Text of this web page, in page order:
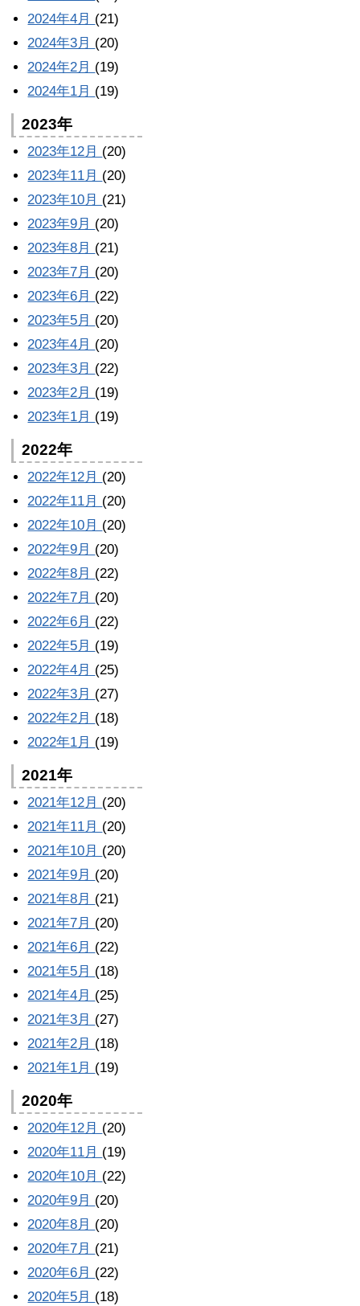
2024年4月 (21)
2024年3月 (20)
2024年2月 (19)
2024年1月 (19)
2023年
2023年12月 (20)
2023年11月 (20)
2023年10月 (21)
2023年9月 (20)
2023年8月 (21)
2023年7月 (20)
2023年6月 (22)
2023年5月 (20)
2023年4月 (20)
2023年3月 (22)
2023年2月 (19)
2023年1月 (19)
2022年
2022年12月 (20)
2022年11月 (20)
2022年10月 (20)
2022年9月 (20)
2022年8月 (22)
2022年7月 (20)
2022年6月 (22)
2022年5月 (19)
2022年4月 (25)
2022年3月 (27)
2022年2月 (18)
2022年1月 (19)
2021年
2021年12月 (20)
2021年11月 (20)
2021年10月 (20)
2021年9月 (20)
2021年8月 (21)
2021年7月 (20)
2021年6月 (22)
2021年5月 (18)
2021年4月 (25)
2021年3月 (27)
2021年2月 (18)
2021年1月 (19)
2020年
2020年12月 (20)
2020年11月 (19)
2020年10月 (22)
2020年9月 (20)
2020年8月 (20)
2020年7月 (21)
2020年6月 (22)
2020年5月 (18)